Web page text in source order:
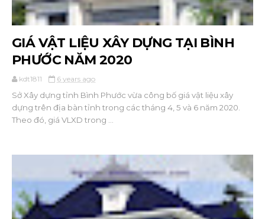
GIÁ VẬT LIỆU XÂY DỰNG TẠI BÌNH
PHƯỚC NĂM 2020
kdt1811 6 years ago
Sở Xây dựng tỉnh Bình Phước vừa công bố giá vật liệu xây
dựng trên địa bàn tỉnh trong các tháng 4, 5 và 6 năm 2020.
Theo đó, giá VLXD trong ...